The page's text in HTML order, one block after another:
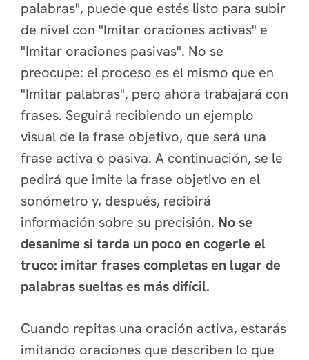
palabras", puede que estés listo para subir
de nivel con "Imitar oraciones activas" e
"Imitar oraciones pasivas". No se
preocupe: el proceso es el mismo que en
"Imitar palabras", pero ahora trabajará con
frases. Seguirá recibiendo un ejemplo
visual de la frase objetivo, que será una
frase activa o pasiva. A continuación, se le
pedirá que imite la frase objetivo en el
sonómetro y, después, recibirá
información sobre su precisión. No se
desanime si tarda un poco en cogerle el
truco: imitar frases completas en lugar de
palabras sueltas es más difícil.
Cuando repitas una oración activa, estarás
imitando oraciones que describen lo que